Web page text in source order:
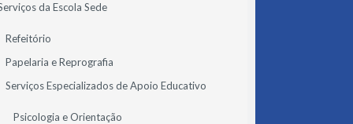
da Escola Sede
Refeitório
Papelaria e Reprografia
Serviços Especializados de Apoio Educativo
Psicologia e Orientação